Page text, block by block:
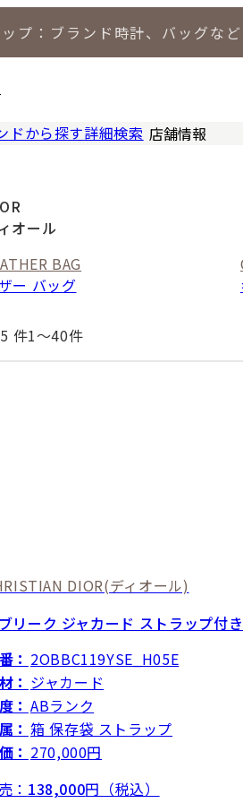
プ：ブランド時計、バッグな
ドから探す詳細検索 店舗情報
オール
BAG
ー バッグ
件1〜40件
DIOR(ディオール)
リーク ジャカード ストラップ付
： 2OBBC119YSE_H05E
： ジャカード
： ABランク
： 箱 保存袋 ストラップ
： 270,000円
： 138,000円（税込）